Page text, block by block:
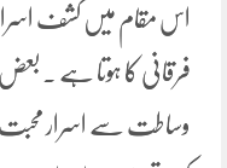
اس مقام میں کشف
فرقانی کا ہوتا ہے ۔
وساطت سے اسرار محبت